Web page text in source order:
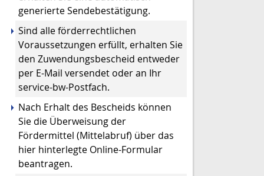
generierte Sendebestätigung.
Sind alle förderrechtlichen
Voraussetzungen erfüllt, erhalten Sie
den Zuwendungsbescheid entweder
per E-Mail versendet oder an Ihr
service-bw-Postfach.
Nach Erhalt des Bescheids können
Sie die Überweisung der
Fördermittel (Mittelabruf) über das
hier hinterlegte Online-Formular
beantragen.